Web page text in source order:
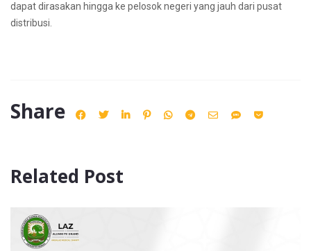
dapat dirasakan hingga ke pelosok negeri yang jauh dari pusat
distribusi.
Share
Related Post